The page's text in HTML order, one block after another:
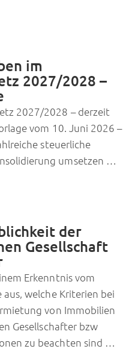
im
2027/2028 –
2027/2028 – derzeit
vom 10. Juni 2026 –
steuerliche
umsetzen …
der
Gesellschaft
Erkenntnis vom
welche Kriterien bei
von Immobilien
Gesellschafter bzw
zu beachten sind …